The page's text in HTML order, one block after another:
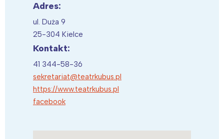
Adres:
ul. Duża 9
25-304 Kielce
Kontakt:
41 344-58-36
sekretariat@teatrkubus.pl
https://www.teatrkubus.pl
facebook